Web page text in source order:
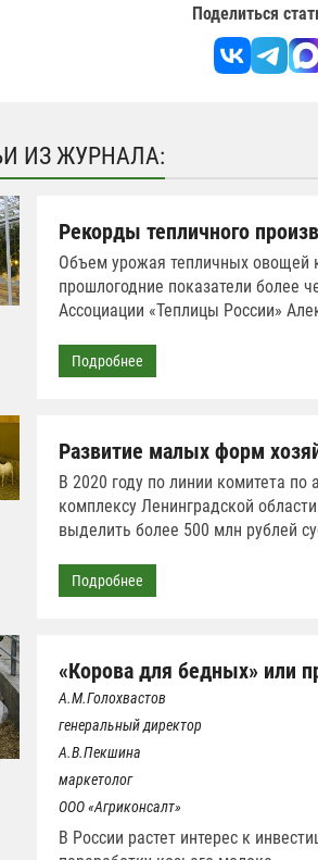
Поделиться
ИЗ ЖУРНАЛА:
Рекорды тепличного
Объем урожая тепличных овощей
прошлогодние показатели более
Ассоциации «Теплицы России»
Подробнее
Развитие малых форм
В 2020 году по линии комитета
комплексу Ленинградской
выделить более 500 млн рублей
Подробнее
«Корова для бедных» или
А.М.Голохвастов
генеральный директор
А.В.Пекшина
маркетолог
ООО «Агриконсалт»
В России растет интерес к